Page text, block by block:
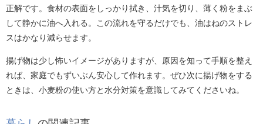
正解です。食材の表面をしっかり拭き、汁気を切り、薄く粉をまぶ
して静かに油へ入れる。この流れを守るだけでも、油はねのストレ
スはかなり減らせます。
揚げ物は少し怖いイメージがありますが、原因を知って手順を整え
れば、家庭でもずいぶん安心して作れます。ぜひ次に揚げ物をする
ときは、小麦粉の使い方と水分対策を意識してみてくださいね。